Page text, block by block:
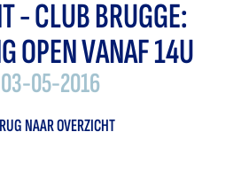
- CLUB BRUGGE:
OPEN VANAF 14U
03-05-2016
NAAR OVERZICHT